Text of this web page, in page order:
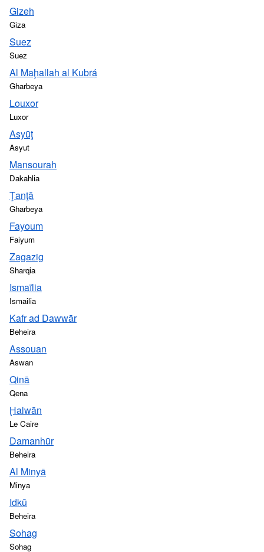
Gizeh
Giza
Suez
Suez
Al Maḩallah al Kubrá
Gharbeya
Louxor
Luxor
Asyūţ
Asyut
Mansourah
Dakahlia
Ţanţā
Gharbeya
Fayoum
Faiyum
Zagazig
Sharqia
Ismaïlia
Ismailia
Kafr ad Dawwār
Beheira
Assouan
Aswan
Qinā
Qena
Ḩalwān
Le Caire
Damanhūr
Beheira
Al Minyā
Minya
Idkū
Beheira
Sohag
Sohag